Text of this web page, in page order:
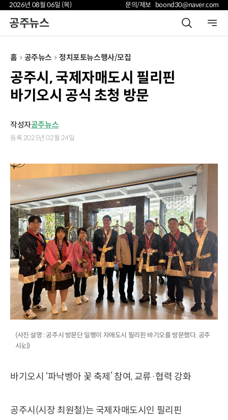
2026년 08월 06일 (목) 문의/제보 boond30@naver.com
공주뉴스
홈 공주뉴스 정치포토뉴스행사/모집
공주시, 국제자매도시 필리핀
바기오시 공식 초청 방문
작성자공주뉴스
등록 2025년 02월 24일
(사진 설명 : 공주시 방문단 일행이 자매도시 필리핀 바기오를 방문했다. 공주
시(c))
바기오시 ‘파낙벵아 꽃 축제’ 참여, 교류·협력 강화
공주시(시장 최원철)는 국제자매도시인 필리핀